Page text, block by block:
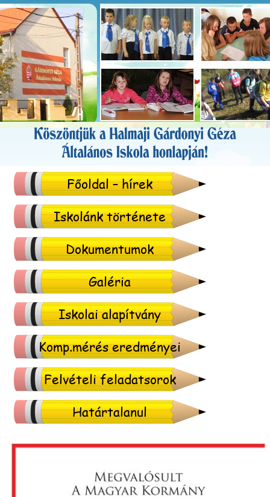
Főoldal – hírek
Iskolánk története
Dokumentumok
Galéria
Iskolai alapítvány
Komp.mérés eredményei
Felvételi feladatsorok
Határtalanul